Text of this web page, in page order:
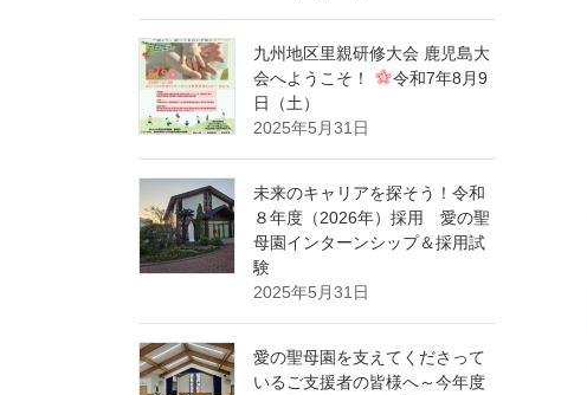
九州地区里親研修大会 鹿児島大
会へようこそ！
令和7年8月9
日（土）
2025年5月31日
未来のキャリアを探そう！令和
８年度（2026年）採用 愛の聖
母園インターンシップ＆採用試
験
2025年5月31日
愛の聖母園を支えてくださって
いるご支援者の皆様へ～今年度